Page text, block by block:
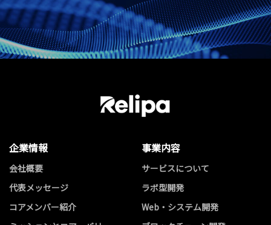
企業情報
会社概要
代表メッセージ
コアメンバー紹介
事業内容
サービスについて
ラボ型開発
Web・システム開発